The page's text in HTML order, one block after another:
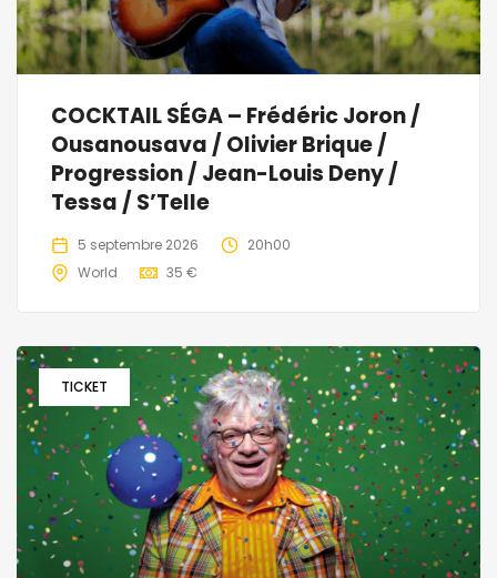
COCKTAIL SÉGA – Frédéric Joron /
Ousanousava / Olivier Brique /
Progression / Jean-Louis Deny /
Tessa / S’Telle
5 septembre 2026
20h00
World
35 €
TICKET